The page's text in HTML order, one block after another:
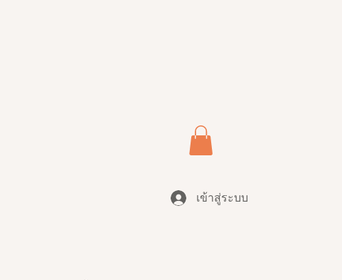
เข้าสู่ระบบ